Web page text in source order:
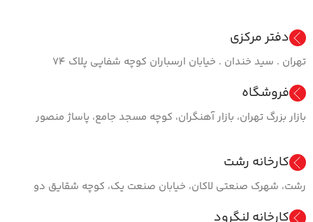
دفتر مرکزی
تهران . سید خندان . خیابان ارسباران کوچه شفاپی پلاک ۷۴
فروشگاه
بازار بزرگ تهران، بازار آهنگران، کوچه مسجد جامع، پاساژ منصور
کارخانه رشت
رشت، شهرک صنعتی لاکان، خیابان صنعت یک، کوچه شقایق دو
کارخانه لنگرود